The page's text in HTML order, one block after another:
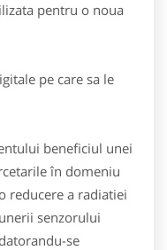
pentru o noua
pe care sa le
beneficiul unei
în domeniu
reducere a radiatiei
senzorului
se